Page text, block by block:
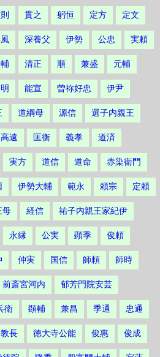
貫之 躬恒 定方 定文
深養父 伊勢 公忠 実頼
清正 順 兼盛 元輔
能宣 曽祢好忠 伊尹
道綱母 源信 選子内親王
高遠 匡衡 義孝 道済
実方 道信 道命 赤染衛門
伊勢大輔 範永 頼宗 定頼
母 経信 祐子内親王家紀伊
永縁 公実 顕季 俊頼
仲実 国信 師頼 師時
前斎宮河内 郁芳門院安芸
衛 顕輔 兼昌 季通 忠通
教長 徳大寺公能 俊惠 俊成